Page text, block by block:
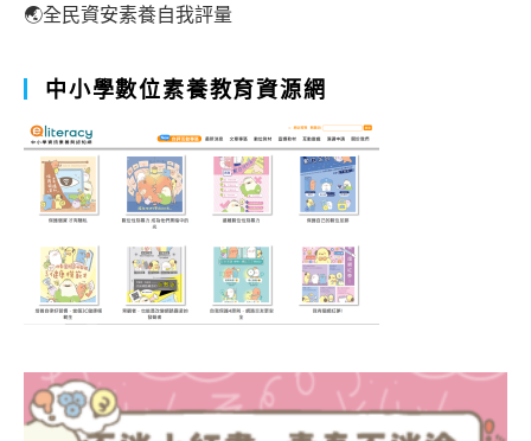
🌏全民資安素養自我評量
中小學數位素養教育資源網